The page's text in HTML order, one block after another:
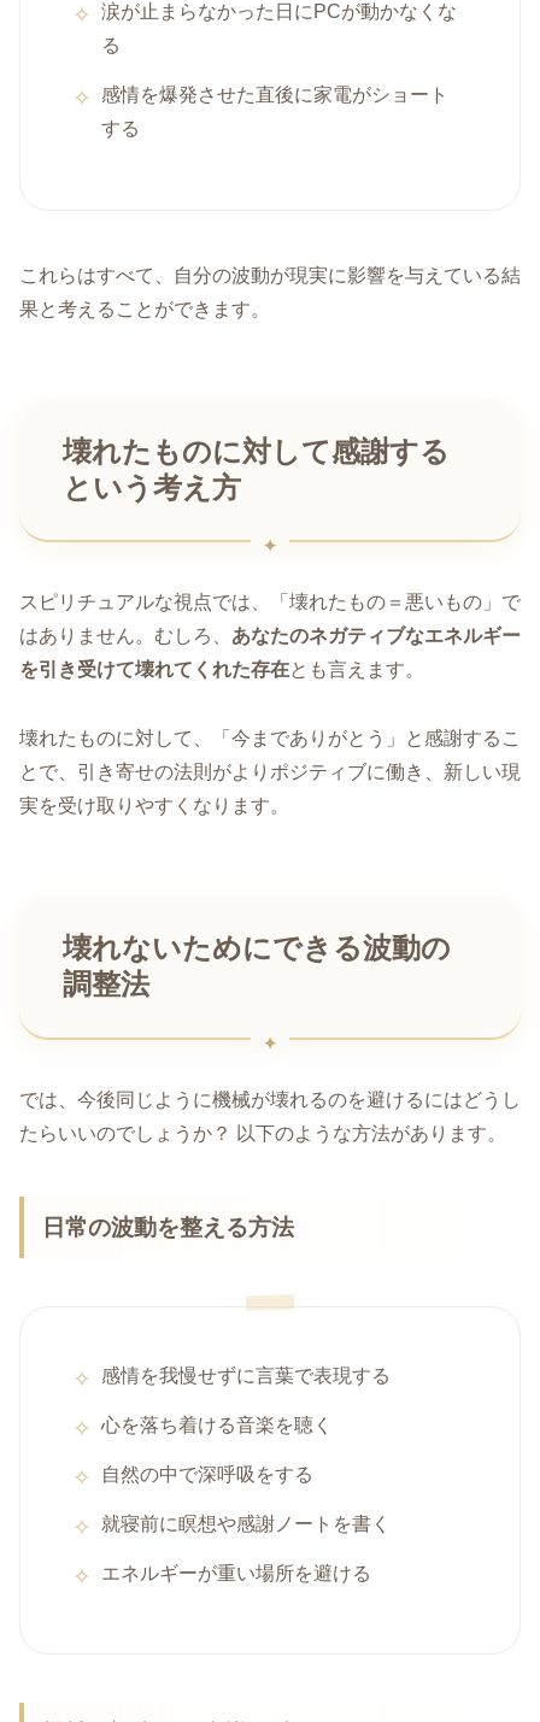
涙が止まらなかった日にPCが動かなくな
る
感情を爆発させた直後に家電がショート
する
これらはすべて、自分の波動が現実に影響を与えている結
果と考えることができます。
壊れたものに対して感謝する
という考え方
スピリチュアルな視点では、「壊れたもの＝悪いもの」で
はありません。むしろ、 あなたのネガティブなエネルギー
を引き受けて壊れてくれた存在とも言えます。
壊れたものに対して、「今までありがとう」と感謝するこ
とで、引き寄せの法則がよりポジティブに働き、新しい現
実を受け取りやすくなります。
壊れないためにできる波動の
調整法
では、今後同じように機械が壊れるのを避けるにはどうし
たらいいのでしょうか？ 以下のような方法があります。
日常の波動を整える方法
感情を我慢せずに言葉で表現する
心を落ち着ける音楽を聴く
自然の中で深呼吸をする
就寝前に瞑想や感謝ノートを書く
エネルギーが重い場所を避ける